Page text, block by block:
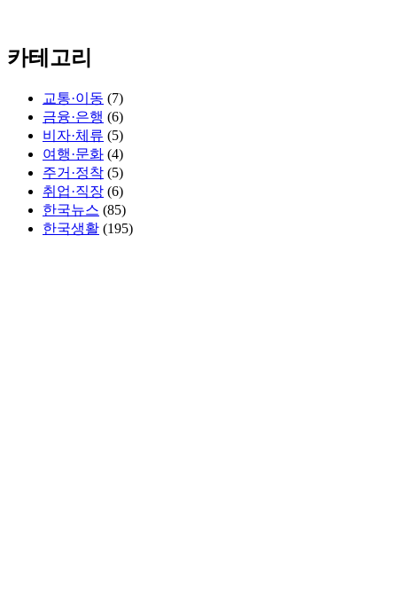
카테고리
교통·이동 (7)
금융·은행 (6)
비자·체류 (5)
여행·문화 (4)
주거·정착 (5)
취업·직장 (6)
한국뉴스 (85)
한국생활 (195)